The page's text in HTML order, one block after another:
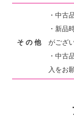
そ の 他
・中古
・新品
がござ
・中古
入をお